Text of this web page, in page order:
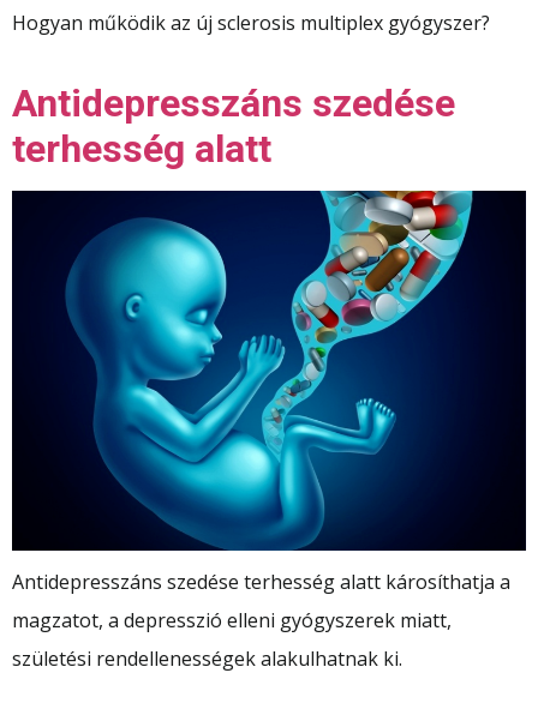
Hogyan működik az új sclerosis multiplex gyógyszer?
Antidepresszáns szedése
terhesség alatt
Antidepresszáns szedése terhesség alatt károsíthatja a
magzatot, a depresszió elleni gyógyszerek miatt,
születési rendellenességek alakulhatnak ki.